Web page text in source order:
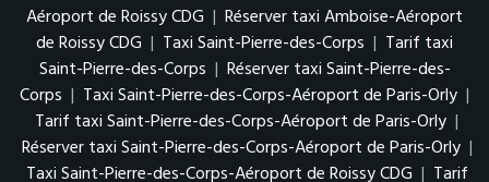
Aéroport de Roissy CDG | Réserver taxi Amboise-Aéroport
de Roissy CDG | Taxi Saint-Pierre-des-Corps | Tarif taxi
Saint-Pierre-des-Corps | Réserver taxi Saint-Pierre-des-
Corps | Taxi Saint-Pierre-des-Corps-Aéroport de Paris-Orly |
Tarif taxi Saint-Pierre-des-Corps-Aéroport de Paris-Orly |
Réserver taxi Saint-Pierre-des-Corps-Aéroport de Paris-Orly |
Taxi Saint-Pierre-des-Corps-Aéroport de Roissy CDG | Tarif